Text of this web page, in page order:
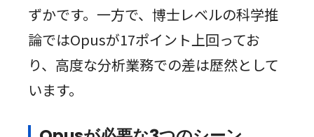
ずかです。一方で、博士レベルの科学推
論ではOpusが17ポイント上回ってお
り、高度な分析業務での差は歴然として
います。